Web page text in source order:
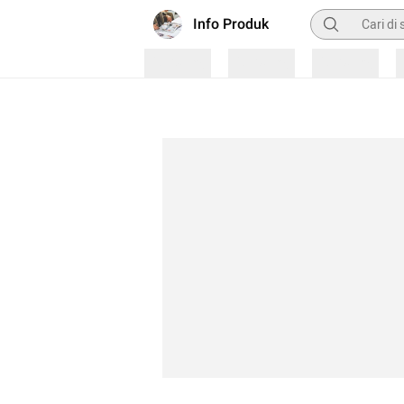
Info Produk Pencarian